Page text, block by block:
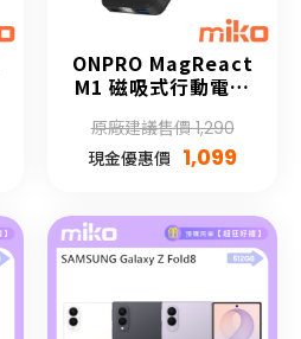
ONPRO MagReact
M1 磁吸式行動電源
原廠建議售價 1,290
現金優惠價 1,099